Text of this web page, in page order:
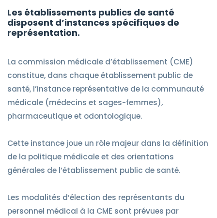
Solution de vote papier
Solution de vote hybride
Solution de vote en réunion
Élections CSE
Conseil d'administration
Conseil de surveillance FCPE
Élections professionnelles de la Fonction Publique
Assemblées générales
Elections mutualistes
Elections des représentants de parents d'élèves
Elections étudiantes
Projet personnalisé
Qui sommes-nous ?
Nous rejoindre
Les établissements publics de santé
disposent d’instances spécifiques de
représentation.
La commission médicale d’établissement (CME)
constitue, dans chaque établissement public de
santé, l’instance représentative de la communauté
médicale (médecins et sages-femmes),
pharmaceutique et odontologique.
Cette instance joue un rôle majeur dans la définition
de la politique médicale et des orientations
générales de l’établissement public de santé.
Les modalités d’élection des représentants du
personnel médical à la CME sont prévues par